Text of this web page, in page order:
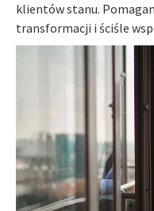
klientów stanu.
transformacji i ściśle